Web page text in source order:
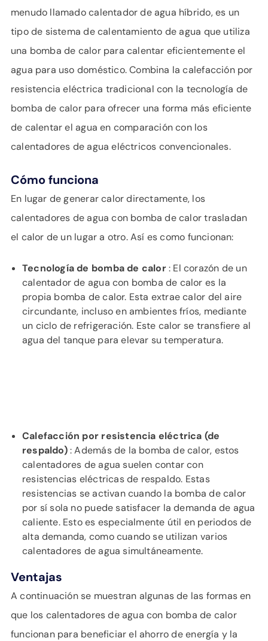
menudo llamado calentador de agua híbrido, es un
tipo de sistema de calentamiento de agua que utiliza
una bomba de calor para calentar eficientemente el
agua para uso doméstico. Combina la calefacción por
resistencia eléctrica tradicional con la tecnología de
bomba de calor para ofrecer una forma más eficiente
de calentar el agua en comparación con los
calentadores de agua eléctricos convencionales.
Cómo funciona
En lugar de generar calor directamente, los
calentadores de agua con bomba de calor trasladan
el calor de un lugar a otro. Así es como funcionan:
Tecnología de bomba de calor: El corazón de un
calentador de agua con bomba de calor es la
propia bomba de calor. Esta extrae calor del aire
circundante, incluso en ambientes fríos, mediante
un ciclo de refrigeración. Este calor se transfiere al
agua del tanque para elevar su temperatura.
Calefacción por resistencia eléctrica (de
respaldo): Además de la bomba de calor, estos
calentadores de agua suelen contar con
resistencias eléctricas de respaldo. Estas
resistencias se activan cuando la bomba de calor
por sí sola no puede satisfacer la demanda de agua
caliente. Esto es especialmente útil en periodos de
alta demanda, como cuando se utilizan varios
calentadores de agua simultáneamente.
Ventajas
A continuación se muestran algunas de las formas en
que los calentadores de agua con bomba de calor
funcionan para beneficiar el ahorro de energía y la